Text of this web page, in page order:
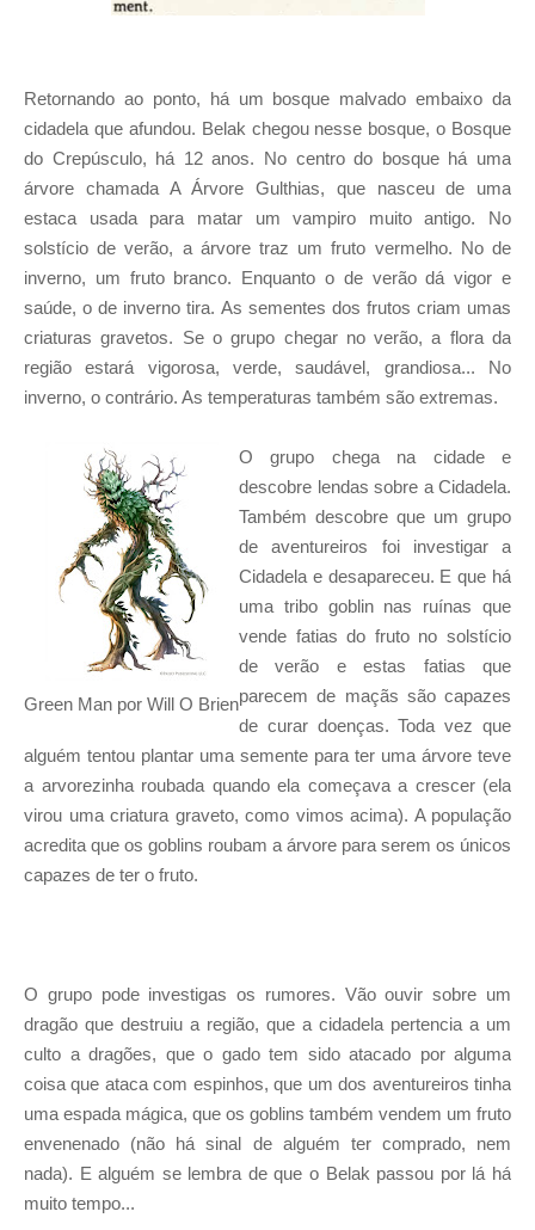
Retornando ao ponto, há um bosque malvado embaixo da
cidadela que afundou. Belak chegou nesse bosque, o Bosque
do Crepúsculo, há 12 anos. No centro do bosque há uma
árvore chamada A Árvore Gulthias, que nasceu de uma
estaca usada para matar um vampiro muito antigo. No
solstício de verão, a árvore traz um fruto vermelho. No de
inverno, um fruto branco. Enquanto o de verão dá vigor e
saúde, o de inverno tira. As sementes dos frutos criam umas
criaturas gravetos. Se o grupo chegar no verão, a flora da
região estará vigorosa, verde, saudável, grandiosa... No
inverno, o contrário. As temperaturas também são extremas.
Green Man por Will O Brien
O grupo chega na cidade e
descobre lendas sobre a Cidadela.
Também descobre que um grupo
de aventureiros foi investigar a
Cidadela e desapareceu. E que há
uma tribo goblin nas ruínas que
vende fatias do fruto no solstício
de verão e estas fatias que
parecem de maçãs são capazes
de curar doenças. Toda vez que
alguém tentou plantar uma semente para ter uma árvore teve
a arvorezinha roubada quando ela começava a crescer (ela
virou uma criatura graveto, como vimos acima). A população
acredita que os goblins roubam a árvore para serem os únicos
capazes de ter o fruto.
O grupo pode investigas os rumores. Vão ouvir sobre um
dragão que destruiu a região, que a cidadela pertencia a um
culto a dragões, que o gado tem sido atacado por alguma
coisa que ataca com espinhos, que um dos aventureiros tinha
uma espada mágica, que os goblins também vendem um fruto
envenenado (não há sinal de alguém ter comprado, nem
nada). E alguém se lembra de que o Belak passou por lá há
muito tempo...